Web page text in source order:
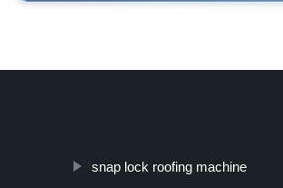
snap lock roofing machine